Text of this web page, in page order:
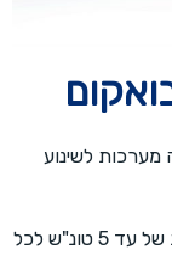
לשינוע
מערכות מתוכננות לעבוד באופן רציף לספיקות של עד 5 טונ"ש לכל